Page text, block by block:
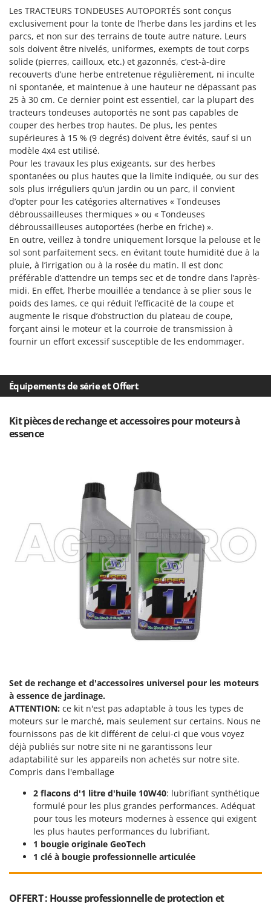
Zomax
Les TRACTEURS TONDEUSES AUTOPORTÉS sont conçus
exclusivement pour la tonte de l’herbe dans les jardins et les
parcs, et non sur des terrains de toute autre nature. Leurs
sols doivent être nivelés, uniformes, exempts de tout corps
solide (pierres, cailloux, etc.) et gazonnés, c’est-à-dire
recouverts d’une herbe entretenue régulièrement, ni inculte
ni spontanée, et maintenue à une hauteur ne dépassant pas
25 à 30 cm. Ce dernier point est essentiel, car la plupart des
tracteurs tondeuses autoportés ne sont pas capables de
couper des herbes trop hautes. De plus, les pentes
supérieures à 15 % (9 degrés) doivent être évités, sauf si un
modèle 4x4 est utilisé.
Pour les travaux les plus exigeants, sur des herbes
spontanées ou plus hautes que la limite indiquée, ou sur des
sols plus irréguliers qu’un jardin ou un parc, il convient
d’opter pour les catégories alternatives « Tondeuses
débroussailleuses thermiques » ou « Tondeuses
débroussailleuses autoportées (herbe en friche) ».
En outre, veillez à tondre uniquement lorsque la pelouse et le
sol sont parfaitement secs, en évitant toute humidité due à la
pluie, à l’irrigation ou à la rosée du matin. Il est donc
préférable d’attendre un temps sec et de tondre dans l’après-
midi. En effet, l’herbe mouillée a tendance à se plier sous le
poids des lames, ce qui réduit l’efficacité de la coupe et
augmente le risque d’obstruction du plateau de coupe,
forçant ainsi le moteur et la courroie de transmission à
fournir un effort excessif susceptible de les endommager.
Équipements de série et Offert
Kit pièces de rechange et accessoires pour moteurs à
essence
Set de rechange et d'accessoires universel pour les moteurs
à essence de jardinage.
ATTENTION: ce kit n'est pas adaptable à tous les types de
moteurs sur le marché, mais seulement sur certains. Nous ne
fournissons pas de kit différent de celui-ci que vous voyez
déjà publiés sur notre site ni ne garantissons leur
adaptabilité sur les appareils non achetés sur notre site.
Compris dans l'emballage
2 flacons d'1 litre d'huile 10W40: lubrifiant synthétique
formulé pour les plus grandes performances. Adéquat
pour tous les moteurs modernes à essence qui exigent
les plus hautes performances du lubrifiant.
1 bougie originale GeoTech
1 clé à bougie professionnelle articulée
OFFERT : Housse professionnelle de protection et